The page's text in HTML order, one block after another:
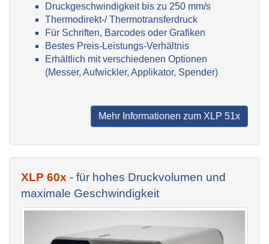
Druckgeschwindigkeit bis zu 250 mm/s
Thermodirekt-/ Thermotransferdruck
Für Schriften, Barcodes oder Grafiken
Bestes Preis-Leistungs-Verhältnis
Erhältlich mit verschiedenen Optionen
(Messer, Aufwickler, Applikator, Spender)
Mehr Informationen zum XLP 51x
XLP 60x - für hohes Druckvolumen und
maximale Geschwindigkeit